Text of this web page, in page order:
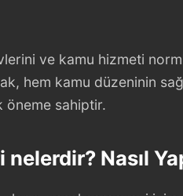
ve kamu hizmeti
hem kamu düzeninin
öneme sahiptir.
Nasıl